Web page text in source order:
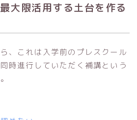
大限活用する土台を作る
、これは入学前のプレスクール
時進行していただく補講という